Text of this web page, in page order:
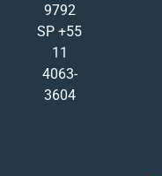
9792
SP +55
11
4063-
3604